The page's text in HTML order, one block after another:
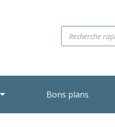
Bons plans